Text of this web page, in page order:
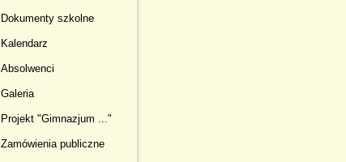
Dokumenty szkolne
Kalendarz
Absolwenci
Galeria
Projekt "Gimnazjum ..."
Zamówienia publiczne